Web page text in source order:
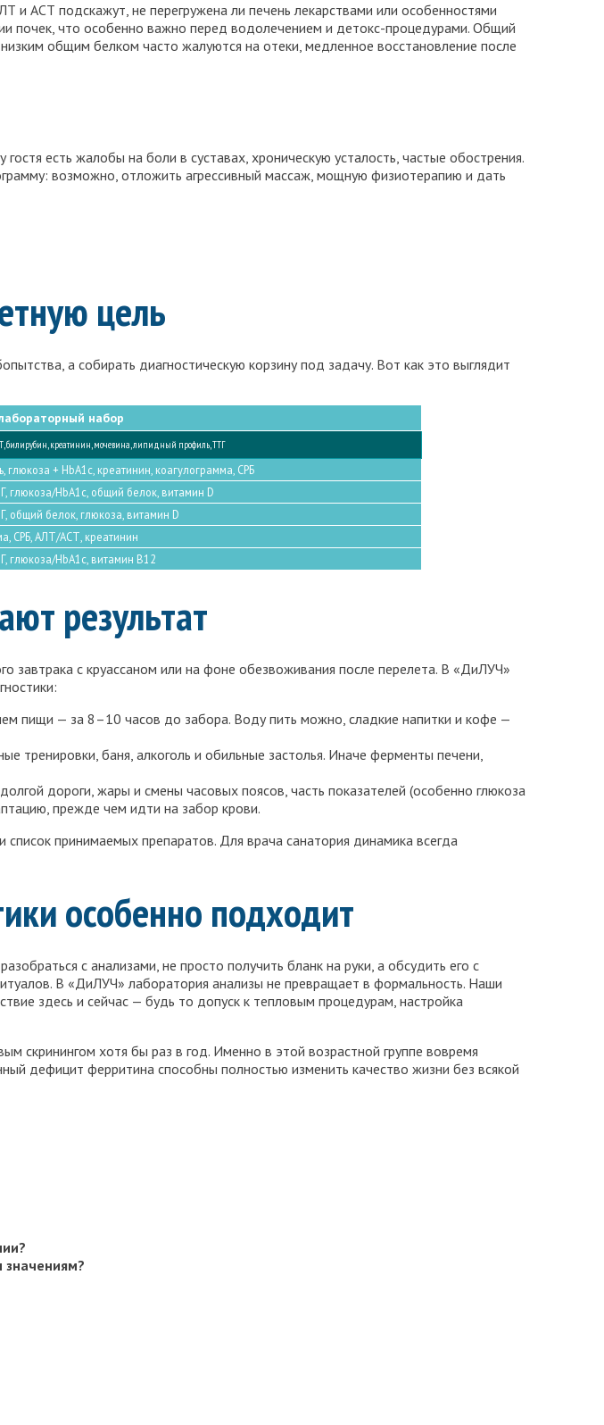
АСТ подскажут, не перегружена ли печень лекарствами или особенностями
почек, что особенно важно перед водолечением и детокс-процедурами. Общий
общим белком часто жалуются на отеки, медленное восстановление после
есть жалобы на боли в суставах, хроническую усталость, частые обострения.
возможно, отложить агрессивный массаж, мощную физиотерапию и дать
цель
а собирать диагностическую корзину под задачу. Вот как это выглядит
набор
билирубин, креатинин, мочевина, липидный профиль, ТТГ
+ HbA1c, креатинин, коагулограмма, СРБ
глюкоза/HbA1c, общий белок, витамин D
общий белок, глюкоза, витамин D
СРБ, АЛТ/АСТ, креатинин
глюкоза/HbA1c, витамин B12
результат
завтрака с круассаном или на фоне обезвоживания после перелета. В «ДиЛУЧ»
пищи — за 8–10 часов до забора. Воду пить можно, сладкие напитки и кофе —
тренировки, баня, алкоголь и обильные застолья. Иначе ферменты печени,
дороги, жары и смены часовых поясов, часть показателей (особенно глюкоза
прежде чем идти на забор крови.
принимаемых препаратов. Для врача санатория динамика всегда
особенно подходит
с анализами, не просто получить бланк на руки, а обсудить его с
В «ДиЛУЧ» лаборатория анализы не превращает в формальность. Наши
здесь и сейчас — будь то допуск к тепловым процедурам, настройка
скринингом хотя бы раз в год. Именно в этой возрастной группе вовремя
дефицит ферритина способны полностью изменить качество жизни без всякой